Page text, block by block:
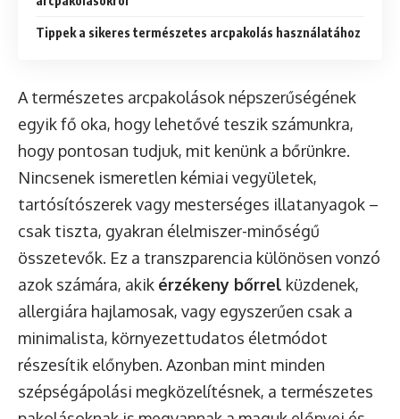
Tippek a sikeres természetes arcpakolás használatához
A természetes arcpakolások népszerűségének
egyik fő oka, hogy lehetővé teszik számunkra,
hogy pontosan tudjuk, mit kenünk a bőrünkre.
Nincsenek ismeretlen kémiai vegyületek,
tartósítószerek vagy mesterséges illatanyagok –
csak tiszta, gyakran élelmiszer-minőségű
összetevők. Ez a transzparencia különösen vonzó
azok számára, akik érzékeny bőrrel küzdenek,
allergiára hajlamosak, vagy egyszerűen csak a
minimalista, környezettudatos életmódot
részesítik előnyben. Azonban mint minden
szépségápolási megközelítésnek, a természetes